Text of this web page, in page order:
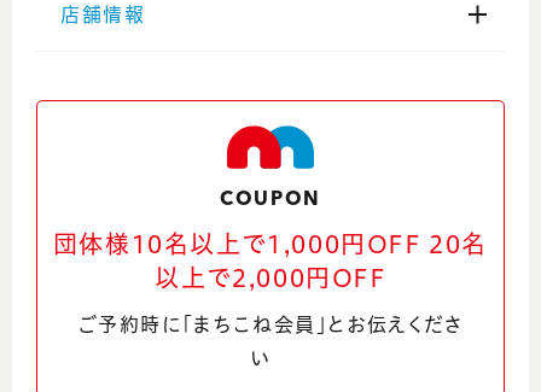
店舗情報
福井県福井市中央1-17-1 アップルビル
B1F(福井駅前横丁)
COUPON
団体様10名以上で1,000円OFF 20名
以上で2,000円OFF
ご予約時に「まちこね会員」とお伝えくださ
い